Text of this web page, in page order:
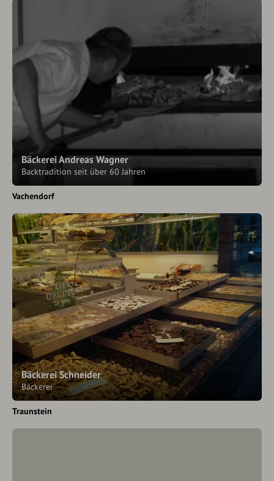
Bäckerei Andreas Wagner
Backtradition seit über 60 Jahren
Vachendorf
Bäckerei Schneider
Bäckerei
Traunstein